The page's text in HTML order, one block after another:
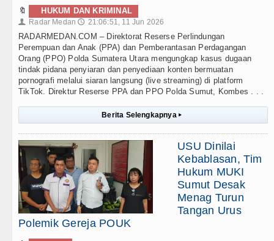
🔖 HUKUM DAN KRIMINAL
👤 Radar Medan 🕔 21:06:51, 11 Jun 2026
RADARMEDAN.COM – Direktorat Reserse Perlindungan
Perempuan dan Anak (PPA) dan Pemberantasan Perdagangan
Orang (PPO) Polda Sumatera Utara mengungkap kasus dugaan
tindak pidana penyiaran dan penyediaan konten bermuatan
pornografi melalui siaran langsung (live streaming) di platform
TikTok. Direktur Reserse PPA dan PPO Polda Sumut, Kombes . . .
Berita Selengkapnya ▸
USU Dinilai
Kebablasan, Tim
Hukum MUKI
Sumut Desak
Menag Turun
Tangan Urus
Polemik Gereja POUK